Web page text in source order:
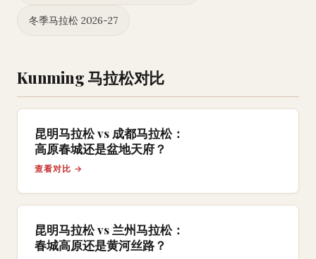
冬季马拉松 2026-27
Kunming 马拉松对比
昆明马拉松 vs 成都马拉松：
高原春城还是盆地天府？
查看对比 →
昆明马拉松 vs 兰州马拉松：
春城高原还是黄河丝路？